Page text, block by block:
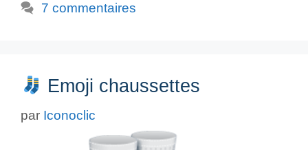
7 commentaires
Emoji chaussettes
par Iconoclic